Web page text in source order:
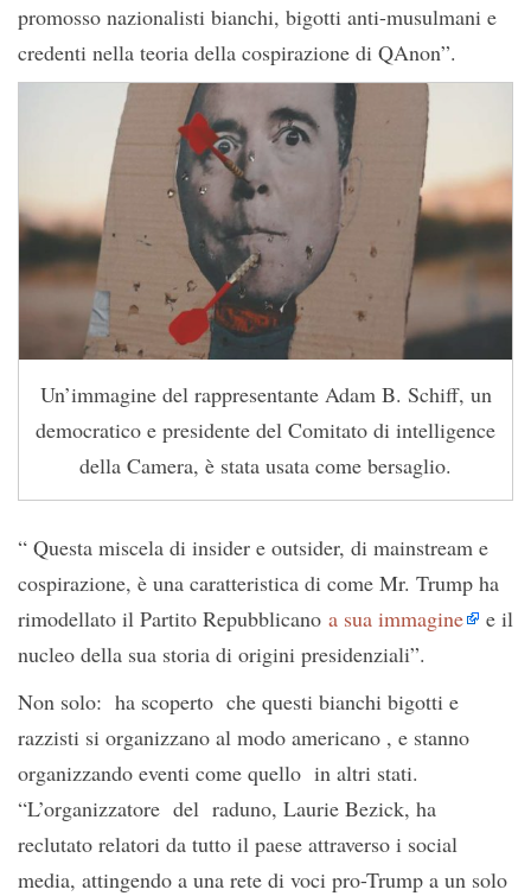
promosso nazionalisti bianchi, bigotti anti-musulmani e
credenti nella teoria della cospirazione di QAnon”.
Un’immagine del rappresentante Adam B. Schiff, un
democratico e presidente del Comitato di intelligence
della Camera, è stata usata come bersaglio.
“ Questa miscela di insider e outsider, di mainstream e
cospirazione, è una caratteristica di come Mr. Trump ha
rimodellato il Partito Repubblicano a sua immagine
e il
nucleo della sua storia di origini presidenziali”.
Non solo: ha scoperto che questi bianchi bigotti e
razzisti si organizzano al modo americano , e stanno
organizzando eventi come quello in altri stati.
“L’organizzatore del raduno, Laurie Bezick, ha
reclutato relatori da tutto il paese attraverso i social
media, attingendo a una rete di voci pro-Trump a un solo